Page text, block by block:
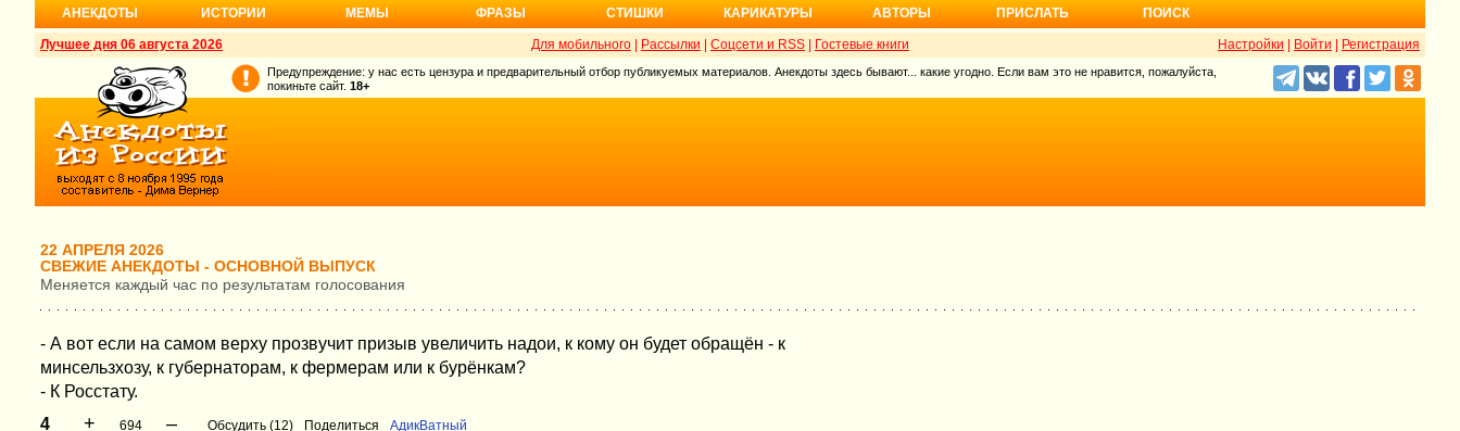
АНЕКДОТЫ ИСТОРИИ МЕМЫ ФРАЗЫ СТИШКИ КАРИКАТУРЫ АВТОРЫ ПРИСЛАТЬ ПОИСК
Лучшее дня 06 августа 2026 Настройки Войти Регистрация
Для мобильного Рассылки Соцсети и RSS Гостевые книги
Предупреждение: у нас есть цензура и предварительный отбор публикуемых материалов. Анекдоты здесь бывают... какие угодно. Если вам это не нравится, пожалуйста,
покиньте сайт. 18+
22 АПРЕЛЯ 2026
СВЕЖИЕ АНЕКДОТЫ - ОСНОВНОЙ ВЫПУСК
Меняется каждый час по результатам голосования
- А вот если на самом верху прозвучит призыв увеличить надои, к кому он будет обращён - к
минсельзхозу, к губернаторам, к фермерам или к бурёнкам?
- К Росстату.
4
+ 694 – Обсудить (12) Поделиться АдикВатный